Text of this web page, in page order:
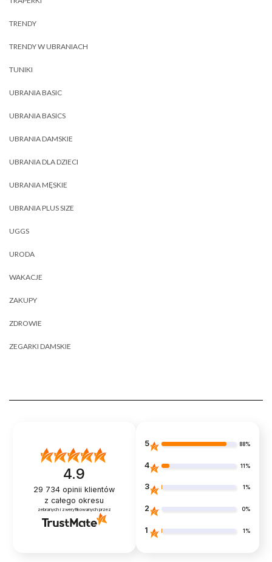
TRENDY
TRENDY W UBRANIACH
TUNIKI
UBRANIA BASIC
UBRANIA BASICS
UBRANIA DAMSKIE
UBRANIA DLA DZIECI
UBRANIA MĘSKIE
UBRANIA PLUS SIZE
UGGS
URODA
WAKACJE
ZAKUPY
ZDROWIE
ZEGARKI DAMSKIE
4.9
29 734 opinii klientów
z całego okresu
zebranych i zweryfikowanych przez
5 88%
4 11%
3 1%
2 0%
1 1%